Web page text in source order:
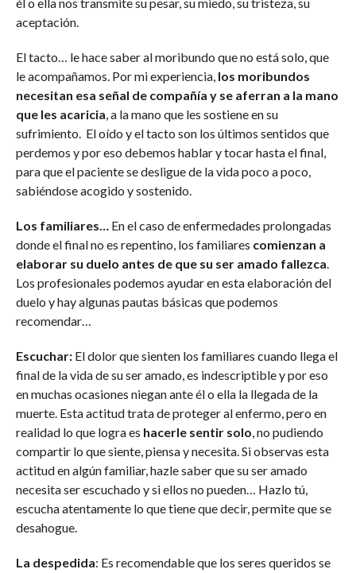
aceptación.
El tacto… le hace saber al moribundo que no está solo, que
le acompañamos. Por mi experiencia, los moribundos
necesitan esa señal de compañía y se aferran a la mano
que les acaricia , a la mano que les sostiene en su
sufrimiento. El oído y el tacto son los últimos sentidos que
perdemos y por eso debemos hablar y tocar hasta el final,
para que el paciente se desligue de la vida poco a poco,
sabiéndose acogido y sostenido.
Los familiares…
En el caso de enfermedades prolongadas
donde el final no es repentino, los familiares comienzan a
elaborar su duelo antes de que su ser amado fallezca
Los profesionales podemos ayudar en esta elaboración del
duelo y hay algunas pautas básicas que podemos
recomendar…
Escuchar:El dolor que sienten los familiares cuando llega el
final de la vida de su ser amado, es indescriptible y por eso
en muchas ocasiones niegan ante él o ella la llegada de la
muerte. Esta actitud trata de proteger al enfermo, pero en
realidad lo que logra es hacerle sentir solo , no pudiendo
compartir lo que siente, piensa y necesita. Si observas esta
actitud en algún familiar, hazle saber que su ser amado
necesita ser escuchado y si ellos no pueden… Hazlo tú,
escucha atentamente lo que tiene que decir, permite que se
desahogue.
La despedida: Es recomendable que los seres queridos se